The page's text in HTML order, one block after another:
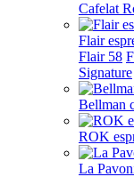
Cafelat
Flair
Flair 58
Signature
Bellman
ROK
La